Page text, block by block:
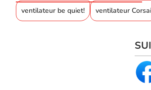
ventilateur be quiet! ventilateur